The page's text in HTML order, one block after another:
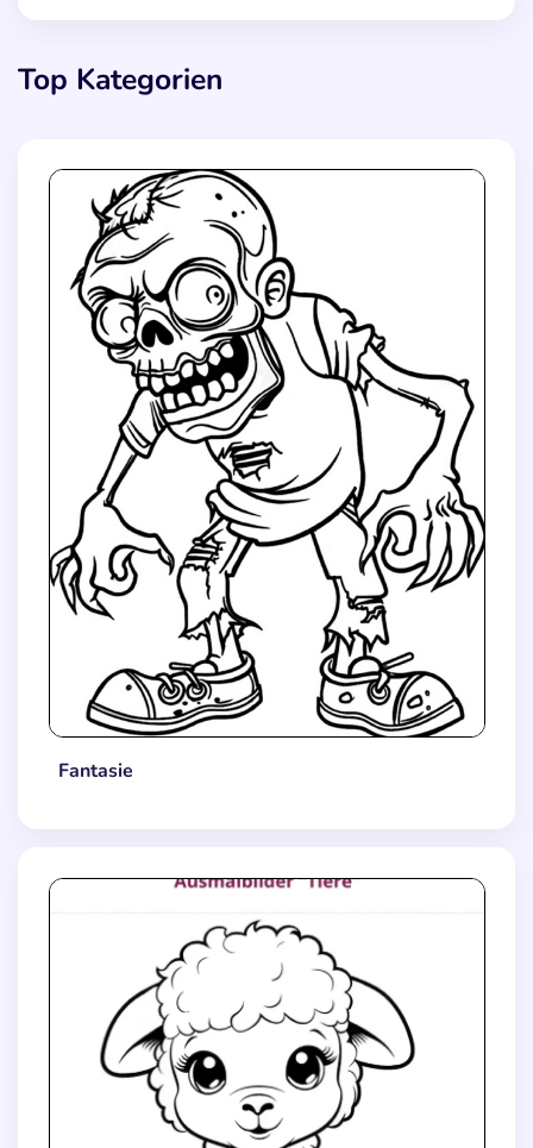
Top Kategorien
Fantasie